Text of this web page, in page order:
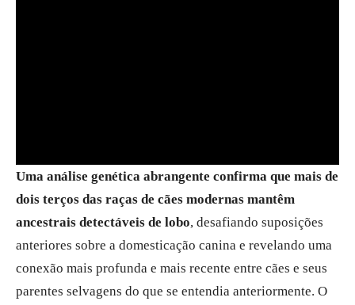
Uma análise genética abrangente confirma que mais de
dois terços das raças de cães modernas mantêm
ancestrais detectáveis de lobo, desafiando suposições
anteriores sobre a domesticação canina e revelando uma
conexão mais profunda e mais recente entre cães e seus
parentes selvagens do que se entendia anteriormente. O